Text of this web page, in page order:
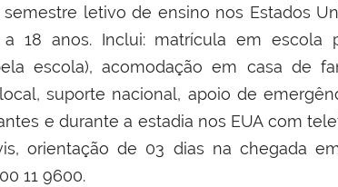
letivo de ensino nos Estados
a 18 anos. Inclui: matrícula em escola
escola), acomodação em casa de
suporte nacional, apoio de
e durante a estadia nos EUA com
orientação de 03 dias na chegada
11 9600.